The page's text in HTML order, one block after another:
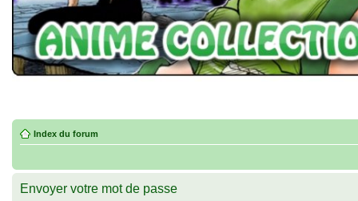
Index du forum
Envoyer votre mot de passe